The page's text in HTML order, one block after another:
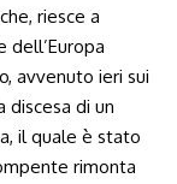
riesce a
avvenuto ieri sui
discesa di un
il quale è stato
rimonta